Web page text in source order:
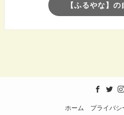
【ふるやな】
ホーム プライバシ